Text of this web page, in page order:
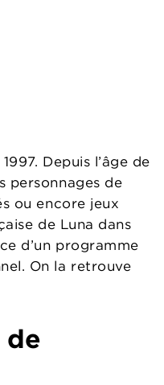
Depuis l’âge de
personnages de
ou encore jeux
de Luna dans
d’un programme
On la retrouve
de